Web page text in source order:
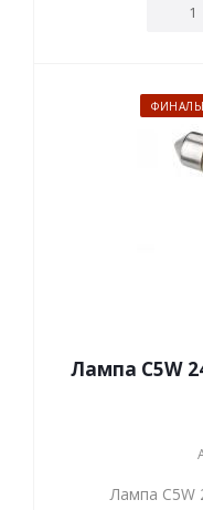
Лампа C5W
Лампа C5W